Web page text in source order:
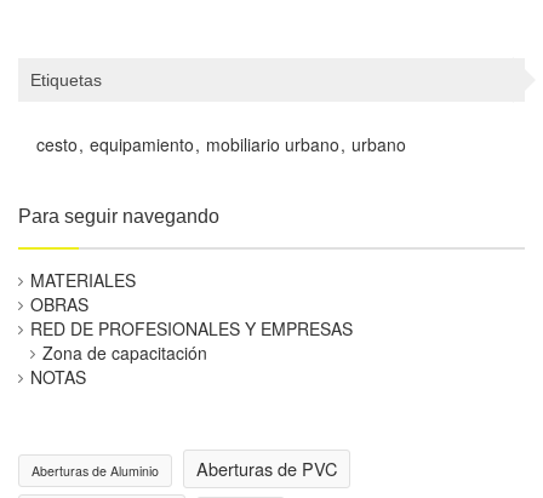
Etiquetas
cesto equipamiento mobiliario urbano urbano
Para seguir navegando
MATERIALES
OBRAS
RED DE PROFESIONALES Y EMPRESAS
Zona de capacitación
NOTAS
Aberturas de Aluminio Aberturas de PVC